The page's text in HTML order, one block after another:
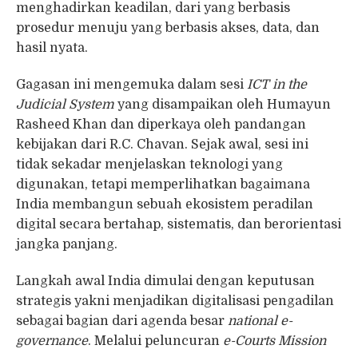
menghadirkan keadilan, dari yang berbasis
prosedur menuju yang berbasis akses, data, dan
hasil nyata.
Gagasan ini mengemuka dalam sesi ICT in the
Judicial System yang disampaikan oleh Humayun
Rasheed Khan dan diperkaya oleh pandangan
kebijakan dari R.C. Chavan. Sejak awal, sesi ini
tidak sekadar menjelaskan teknologi yang
digunakan, tetapi memperlihatkan bagaimana
India membangun sebuah ekosistem peradilan
digital secara bertahap, sistematis, dan berorientasi
jangka panjang.
Langkah awal India dimulai dengan keputusan
strategis yakni menjadikan digitalisasi pengadilan
sebagai bagian dari agenda besar national e-
governance. Melalui peluncuran e-Courts Mission